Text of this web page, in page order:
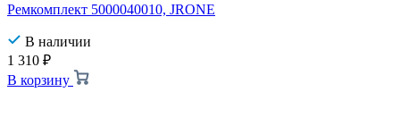
Ремкомплект 5000040010, JRONE
В наличии
1 310 ₽
В корзину